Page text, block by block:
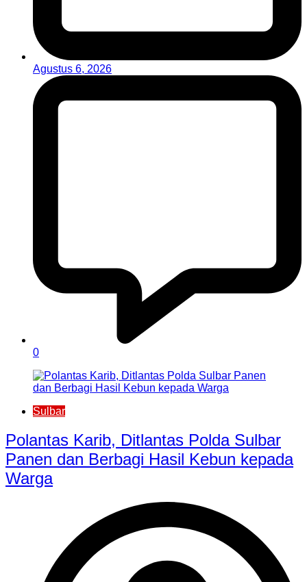
Agustus 6, 2026
0
Sulbar
Polantas Karib, Ditlantas Polda Sulbar
Panen dan Berbagi Hasil Kebun kepada
Warga